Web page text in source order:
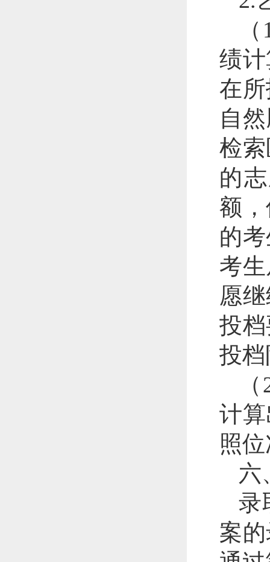
绩
在
自
检
的
额
的
考
愿
投
投
计
照
六
录
案